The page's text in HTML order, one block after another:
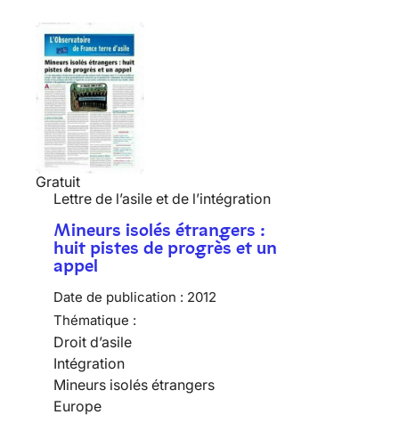
Gratuit
Lettre de l’asile et de l’intégration
Mineurs isolés étrangers :
huit pistes de progrès et un
appel
Date de publication : 2012
Thématique :
Droit d’asile
Intégration
Mineurs isolés étrangers
Europe